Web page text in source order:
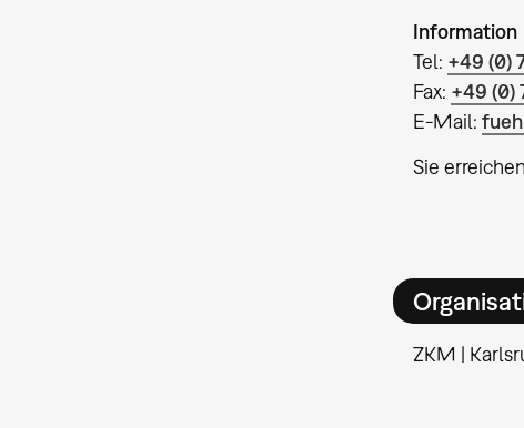
Information
Tel: +49 (0)
Fax: +49 (0)
E-Mail:
Sie
ZKM |